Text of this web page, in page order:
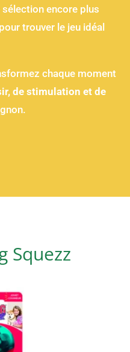
sélection encore plus
trouver le jeu idéal
chaque moment
de stimulation et de
Squezz